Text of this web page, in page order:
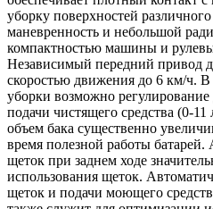
уборку поверхностей
маневренность и небольшой
компактностью машины и
Независимый передний привод
скоростью движения до 6 км/ч. В
уборки возможно
подачи чистящего средства (0-
объем бака существенно
время полезной работы
щеток при заднем ходе
использования щеток.
щеток и подачи моющего